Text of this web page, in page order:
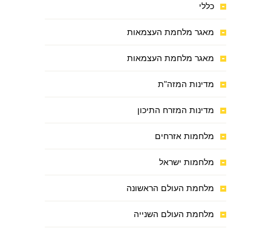
כללי
מאגר מלחמת העצמאות
מאגר מלחמת העצמאות
מדינות המזה"ת
מדינות המזרח התיכון
מלחמות אזרחים
מלחמות ישראל
מלחמת העולם הראשונה
מלחמת העולם השנייה